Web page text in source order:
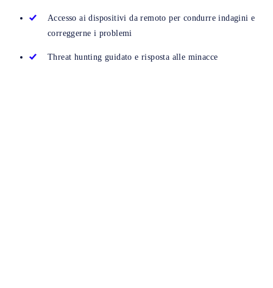
Accesso ai dispositivi da remoto per condurre indagini e
correggerne i problemi
Threat hunting guidato e risposta alle minacce